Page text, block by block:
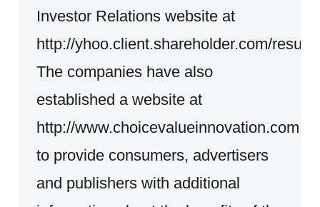
Investor Relations website at
http://yhoo.client.shareholder.com/
The companies have also
established a website at
http://www.choicevalueinnovation.com
to provide consumers, advertisers
and publishers with additional